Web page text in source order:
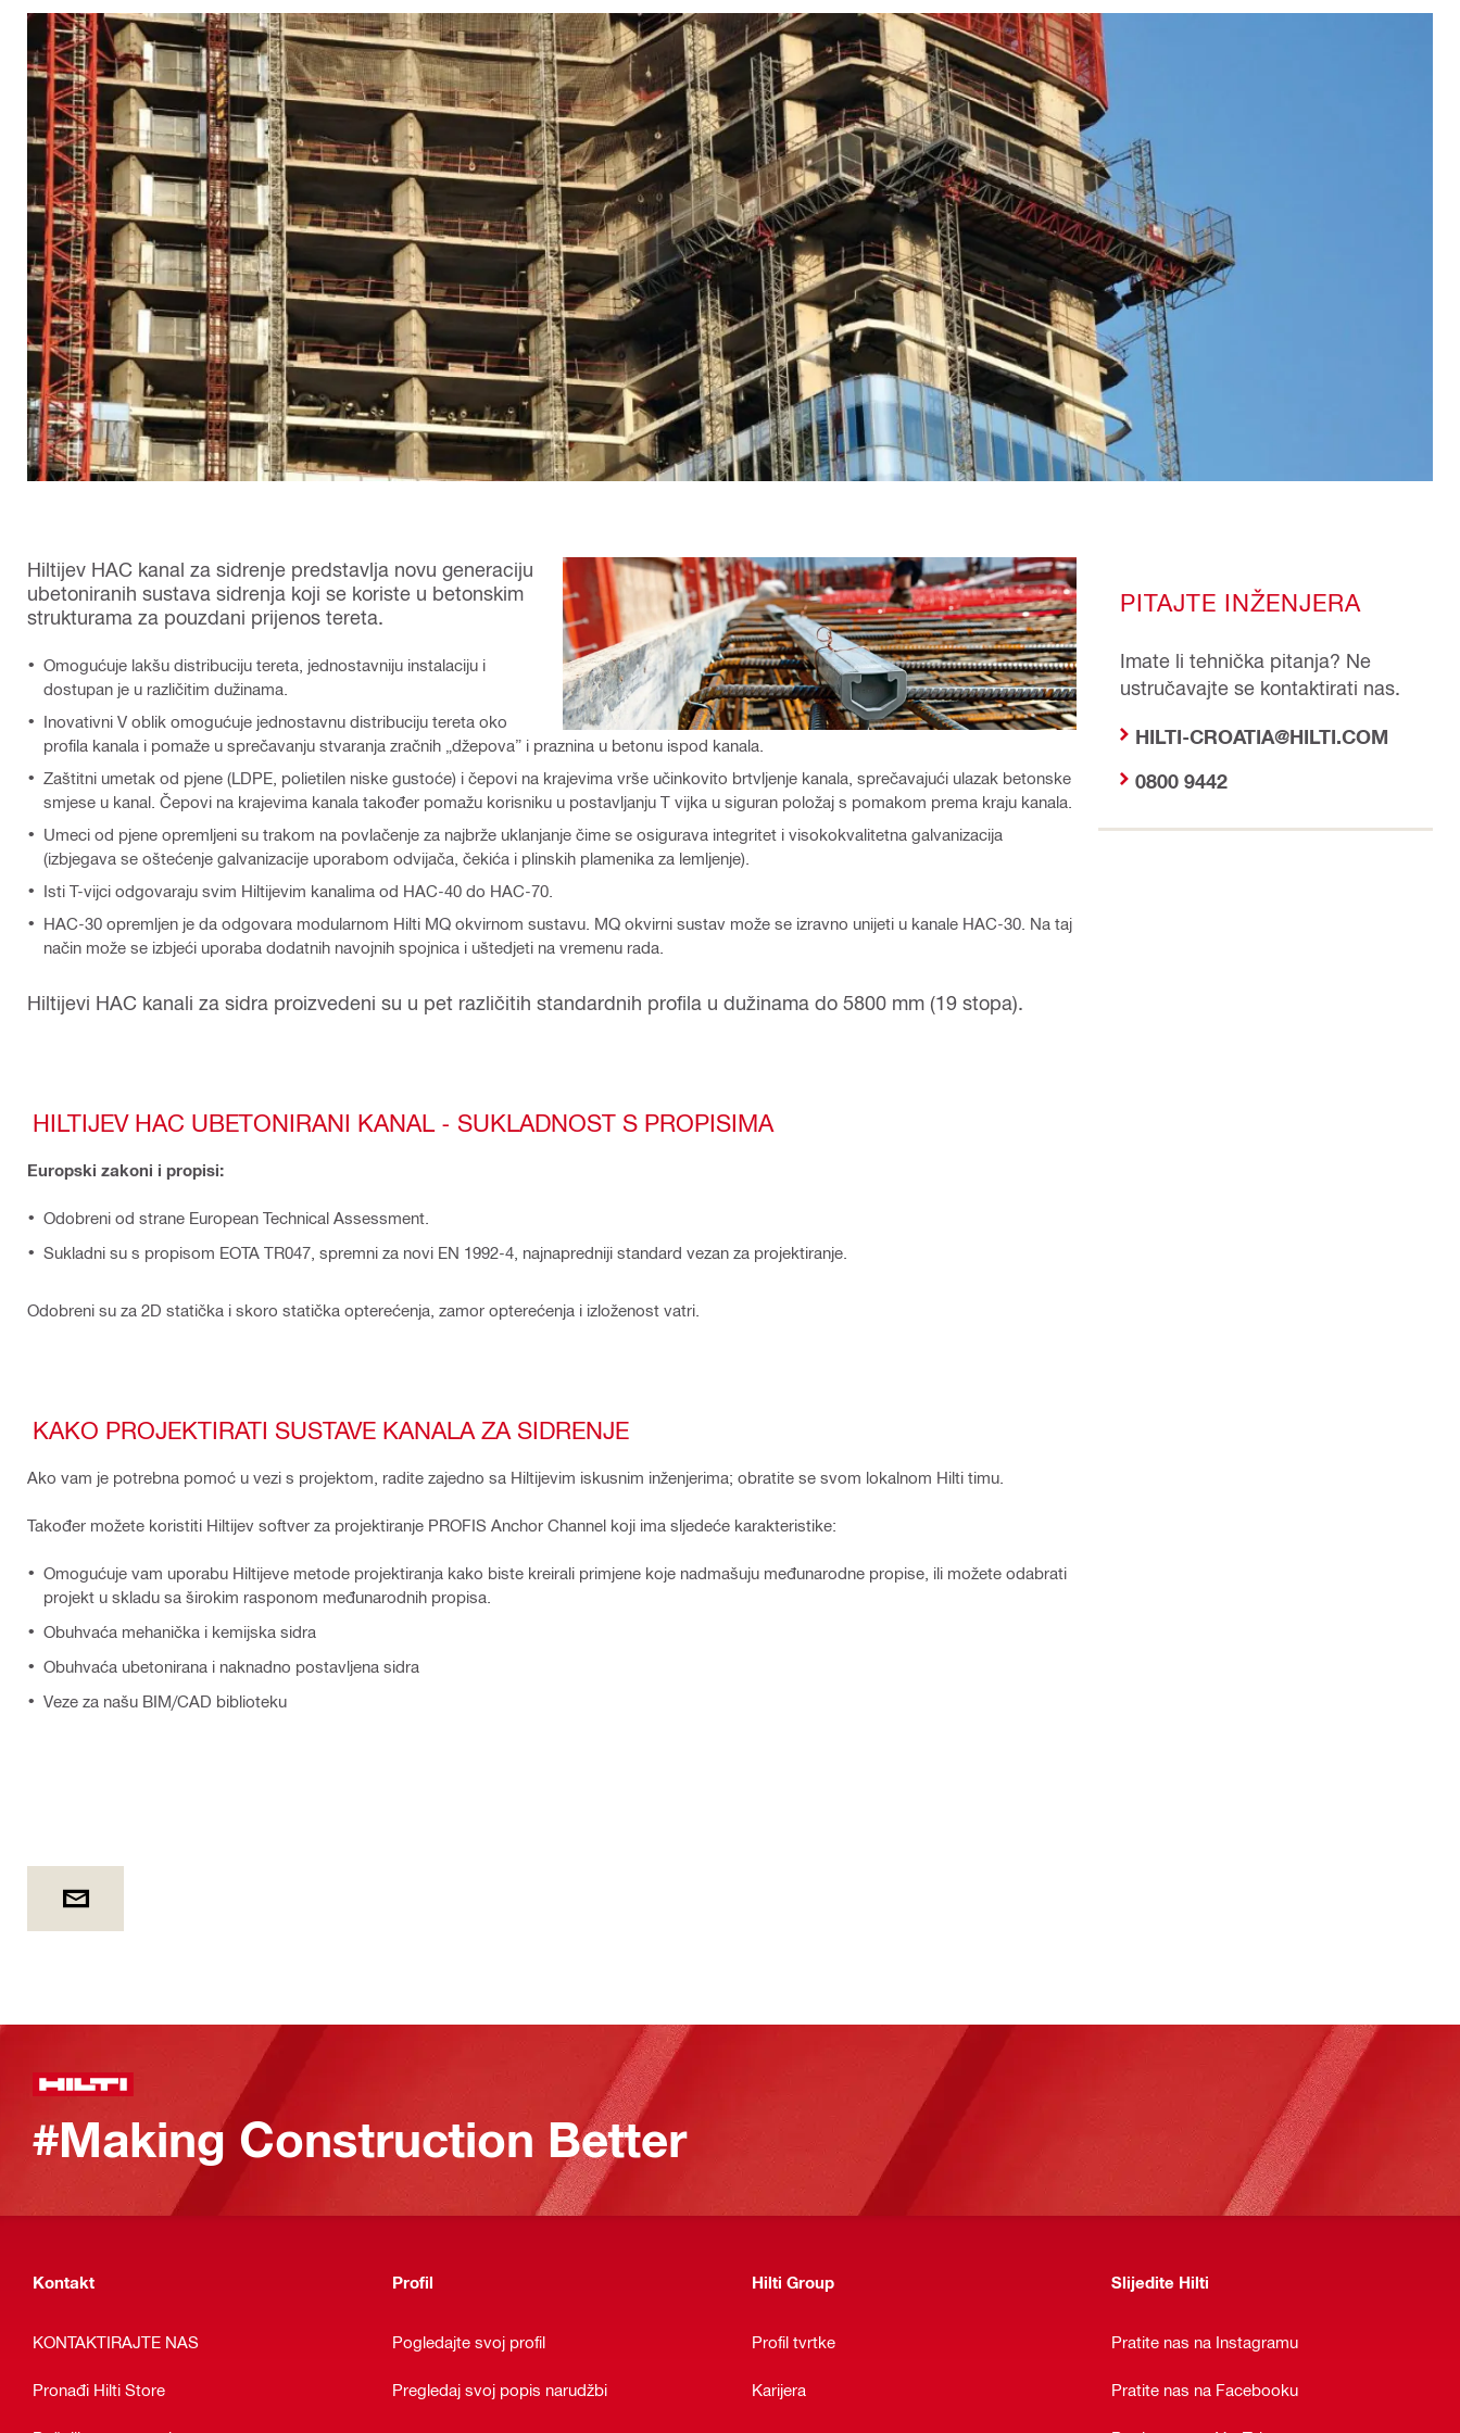
Hiltijev HAC kanal za sidrenje predstavlja novu generaciju
ubetoniranih sustava sidrenja koji se koriste u betonskim
strukturama za pouzdani prijenos tereta.
Omogućuje lakšu distribuciju tereta, jednostavniju instalaciju i
dostupan je u različitim dužinama.
Inovativni V oblik omogućuje jednostavnu distribuciju tereta oko
profila kanala i pomaže u sprečavanju stvaranja zračnih „džepova” i praznina u betonu ispod kanala.
Zaštitni umetak od pjene (LDPE, polietilen niske gustoće) i čepovi na krajevima vrše učinkovito brtvljenje kanala, sprečavajući ulazak betonske
smjese u kanal. Čepovi na krajevima kanala također pomažu korisniku u postavljanju T vijka u siguran položaj s pomakom prema kraju kanala.
Umeci od pjene opremljeni su trakom na povlačenje za najbrže uklanjanje čime se osigurava integritet i visokokvalitetna galvanizacija
(izbjegava se oštećenje galvanizacije uporabom odvijača, čekića i plinskih plamenika za lemljenje).
Isti T-vijci odgovaraju svim Hiltijevim kanalima od HAC-40 do HAC-70.
HAC-30 opremljen je da odgovara modularnom Hilti MQ okvirnom sustavu. MQ okvirni sustav može se izravno unijeti u kanale HAC-30. Na taj
način može se izbjeći uporaba dodatnih navojnih spojnica i uštedjeti na vremenu rada.
Hiltijevi HAC kanali za sidra proizvedeni su u pet različitih standardnih profila u dužinama do 5800 mm (19 stopa).
HILTIJEV HAC UBETONIRANI KANAL - SUKLADNOST S PROPISIMA
Europski zakoni i propisi:
Odobreni od strane European Technical Assessment.
Sukladni su s propisom EOTA TR047, spremni za novi EN 1992-4, najnapredniji standard vezan za projektiranje.
Odobreni su za 2D statička i skoro statička opterećenja, zamor opterećenja i izloženost vatri.
KAKO PROJEKTIRATI SUSTAVE KANALA ZA SIDRENJE
Ako vam je potrebna pomoć u vezi s projektom, radite zajedno sa Hiltijevim iskusnim inženjerima; obratite se svom lokalnom Hilti timu.
Također možete koristiti Hiltijev softver za projektiranje PROFIS Anchor Channel koji ima sljedeće karakteristike:
Omogućuje vam uporabu Hiltijeve metode projektiranja kako biste kreirali primjene koje nadmašuju međunarodne propise, ili možete odabrati
projekt u skladu sa širokim rasponom međunarodnih propisa.
Obuhvaća mehanička i kemijska sidra
Obuhvaća ubetonirana i naknadno postavljena sidra
Veze za našu BIM/CAD biblioteku
PITAJTE INŽENJERA
Imate li tehnička pitanja? Ne
ustručavajte se kontaktirati nas.
HILTI-CROATIA@HILTI.COM
0800 9442
#Making Construction Better
Kontakt
KONTAKTIRAJTE NAS
Pronađi Hilti Store
Profil
Pogledajte svoj profil
Pregledaj svoj popis narudžbi
Hilti Group
Profil tvrtke
Karijera
Slijedite Hilti
Pratite nas na Instagramu
Pratite nas na Facebooku